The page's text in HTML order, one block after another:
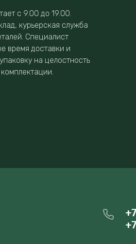
с 9.00 до 19.00.
курьерская служба
Специалист
время доставки и
на целостность